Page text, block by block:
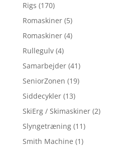
Rigs (170)
Romaskiner (5)
Romaskiner (4)
Rullegulv (4)
Samarbejder (41)
SeniorZonen (19)
Siddecykler (13)
SkiErg / Skimaskiner (2)
Slyngetræning (11)
Smith Machine (1)